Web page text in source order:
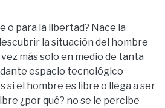
o para la libertad? Nace la
la situación del hombre
más solo en medio de tanta
espacio tecnológico
si el hombre es libre o llega a ser
¿por qué? no se le percibe